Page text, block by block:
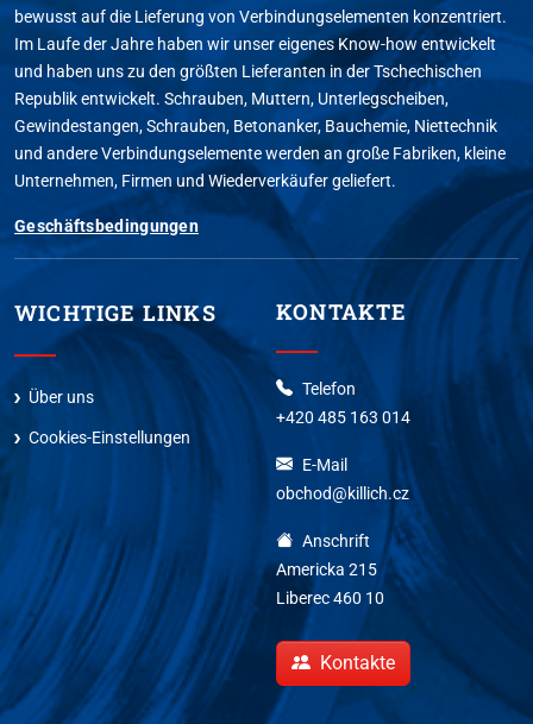
bewusst auf die Lieferung von Verbindungselementen konzentriert.
Im Laufe der Jahre haben wir unser eigenes Know-how entwickelt
und haben uns zu den größten Lieferanten in der Tschechischen
Republik entwickelt. Schrauben, Muttern, Unterlegscheiben,
Gewindestangen, Schrauben, Betonanker, Bauchemie, Niettechnik
und andere Verbindungselemente werden an große Fabriken, kleine
Unternehmen, Firmen und Wiederverkäufer geliefert.
Geschäftsbedingungen
WICHTIGE LINKS
Über uns
Cookies-Einstellungen
KONTAKTE
Telefon
+420 485 163 014
E-Mail
obchod@killich.cz
Anschrift
Americka 215
Liberec 460 10
Kontakte